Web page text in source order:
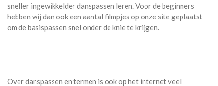
sneller ingewikkelder danspassen leren. Voor de beginners
hebben wij dan ook een aantal filmpjes op onze site geplaatst
om de basispassen snel onder de knie te krijgen.
Over danspassen en termen is ook op het internet veel